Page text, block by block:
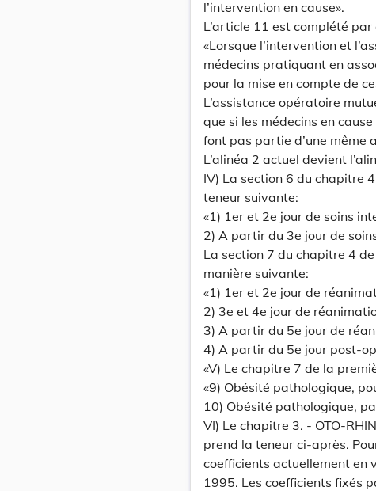
l’intervention en cause».
L’article 11 est complété
«Lorsque l’intervention et
médecins pratiquant en
pour la mise en compte de
L’assistance opératoire
que si les médecins en
font pas partie d’une même
L’alinéa 2 actuel devient
IV) La section 6 du chapitre
teneur suivante:
«1) 1er et 2e jour de soins
2) A partir du 3e jour de
La section 7 du chapitre 4
manière suivante:
«1) 1er et 2e jour de
2) 3e et 4e jour de
3) A partir du 5e jour de
4) A partir du 5e jour post-
«V) Le chapitre 7 de la
«9) Obésité pathologique,
10) Obésité pathologique,
VI) Le chapitre 3. - OTO-
prend la teneur ci-après.
coefficients actuellement en
1995. Les coefficients fixés